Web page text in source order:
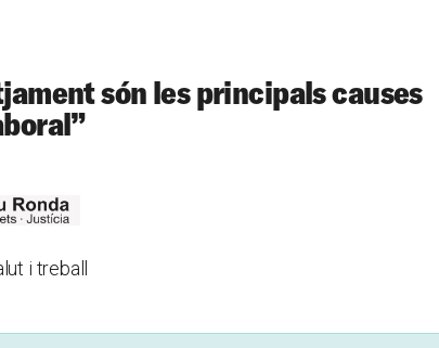
són les principals causes
i treball